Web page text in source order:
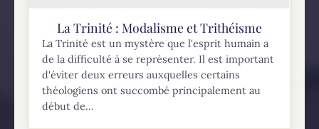
La Trinité : Modalisme et Trithéisme
La Trinité est un mystère que l'esprit humain a
de la difficulté à se représenter. Il est important
d'éviter deux erreurs auxquelles certains
théologiens ont succombé principalement au
début de...